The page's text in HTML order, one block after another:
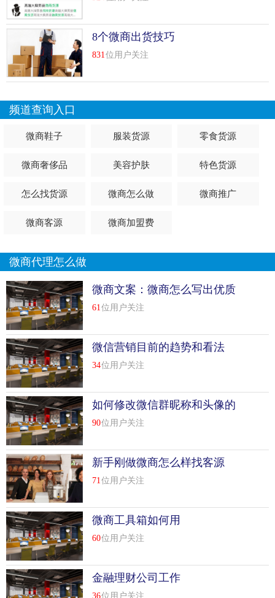
8个微商出货技巧
831 位用户关注
频道查询入口
微商鞋子 服装货源 零食货源
微商奢侈品 美容护肤 特色货源
怎么找货源 微商怎么做 微商推广
微商客源 微商加盟费
微商代理怎么做
微商文案：微商怎么写出优质
的软文
61 位用户关注
微信营销目前的趋势和看法
34位用户关注
如何修改微信群昵称和头像的
办法
90位用户关注
新手刚做微商怎么样找客源
71 位用户关注
微商工具箱如何用
60位用户关注
金融理财公司工作
36位用户关注